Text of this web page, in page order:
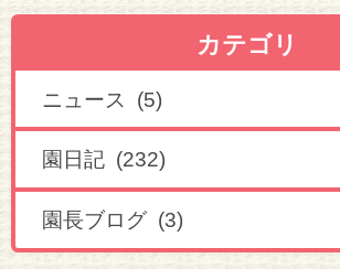
カテゴリ
ニュース (5)
園日記 (232)
園長ブログ (3)